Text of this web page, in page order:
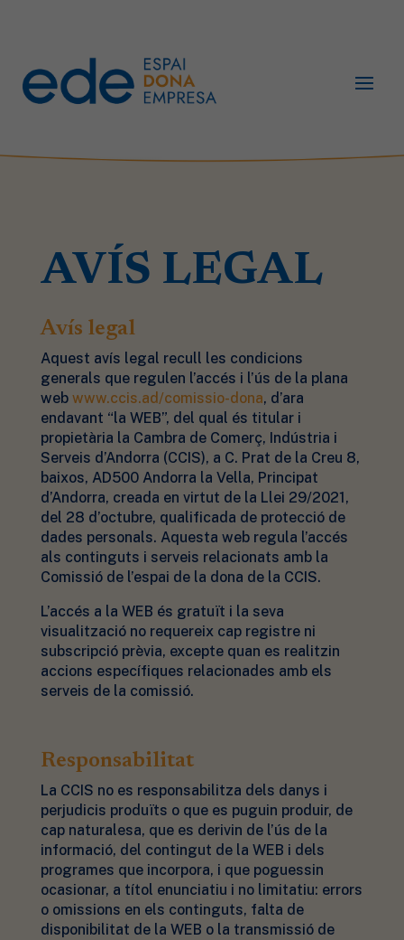
AVÍS LEGAL
Avís legal
Aquest avís legal recull les condicions
generals que regulen l’accés i l’ús de la plana
web www.ccis.ad/comissio-dona, d’ara
endavant “la WEB”, del qual és titular i
propietària la Cambra de Comerç, Indústria i
Serveis d’Andorra (CCIS), a C. Prat de la Creu 8,
baixos, AD500 Andorra la Vella, Principat
d’Andorra, creada en virtut de la Llei 29/2021,
del 28 d’octubre, qualificada de protecció de
dades personals. Aquesta web regula l’accés
als continguts i serveis relacionats amb la
Comissió de l’espai de la dona de la CCIS.
L’accés a la WEB és gratuït i la seva
visualització no requereix cap registre ni
subscripció prèvia, excepte quan es realitzin
accions específiques relacionades amb els
serveis de la comissió.
Responsabilitat
La CCIS no es responsabilitza dels danys i
perjudicis produïts o que es puguin produir, de
cap naturalesa, que es derivin de l’ús de la
informació, del contingut de la WEB i dels
programes que incorpora, i que poguessin
ocasionar, a títol enunciatiu i no limitatiu: errors
o omissions en els continguts, falta de
disponibilitat de la WEB o la transmissió de